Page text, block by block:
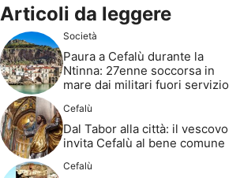
Articoli da leggere
Società
Paura a Cefalù durante la
Ntinna: 27enne soccorsa in
mare dai militari fuori servizio
Cefalù
Dal Tabor alla città: il vescovo
invita Cefalù al bene comune
Cefalù